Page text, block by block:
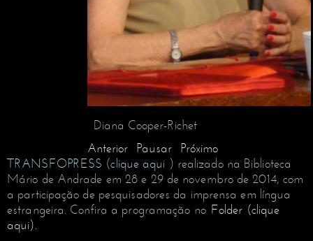
Diana Cooper-Richet
Anterior
Pausar Próximo
TRANSFOPRESS (clique aqui ) realizado na Biblioteca
Mário de Andrade em 28 e 29 de novembro de 2014, com
a participação de pesquisadores da imprensa em língua
estrangeira. Confira a programação no Folder (clique
aqui).